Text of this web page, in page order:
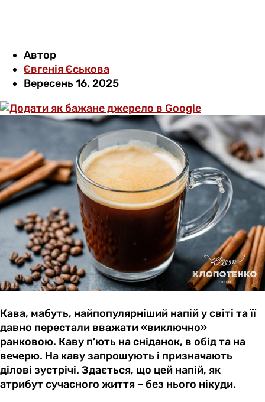
Автор
Євгенія Єськова
Вересень 16, 2025
Кава, мабуть, найпопулярніший напій у світі та її
давно перестали вважати «виключно»
ранковою. Каву п’ють на сніданок, в обід та на
вечерю. На каву запрошують і призначають
ділові зустрічі. Здається, що цей напій, як
атрибут сучасного життя – без нього нікуди.